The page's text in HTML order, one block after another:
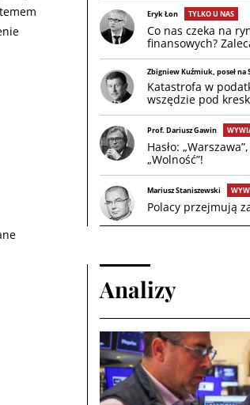
Eryk Łon TYLKO U NAS
Co nas czeka na
finansowych?
Zbigniew Kuźmiuk, poseł na
Katastrofa w
wszędzie pod
Prof. Dariusz Gawin
Hasło:
„Wolność”!
Mariusz Staniszewski
Polacy przejmują
Analizy